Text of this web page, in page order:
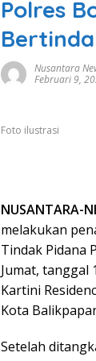
Polres
Nusantara
Februari 9,
Foto ilustrasi
NUSANTARA-
melakukan
Tindak Pidana
Jumat, tanggal
Kartini
Kota
Setelah